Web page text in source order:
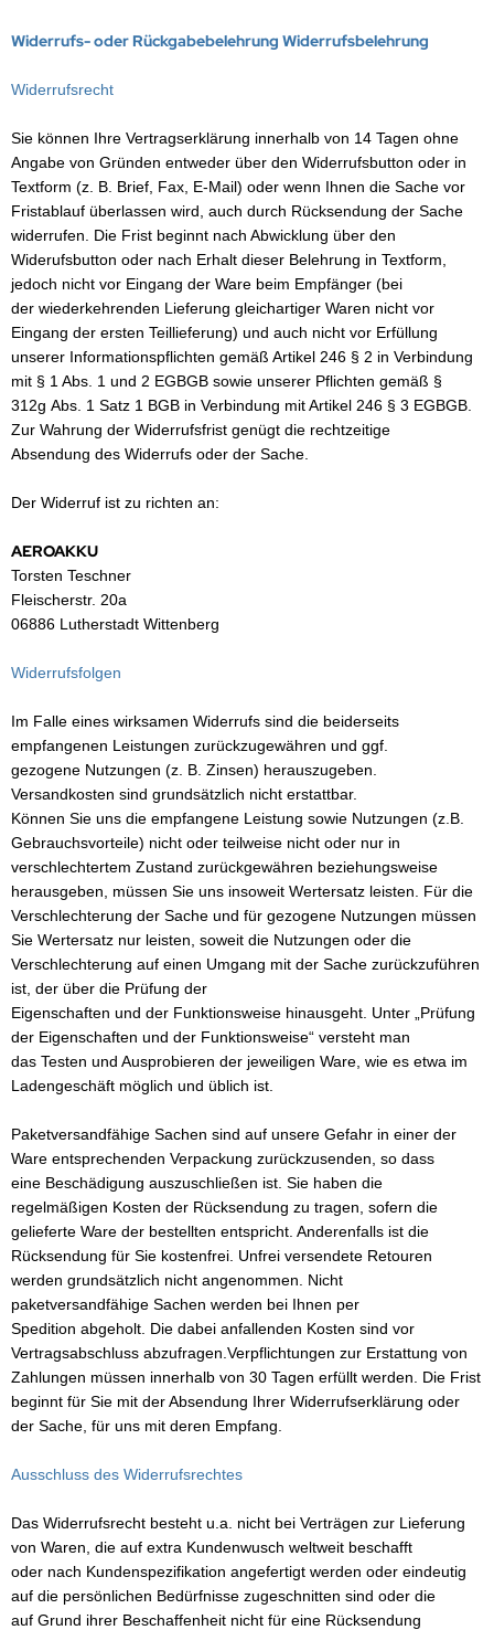
Widerrufs- oder Rückgabebelehrung Widerrufsbelehrung
Widerrufsrecht
Sie können Ihre Vertragserklärung innerhalb von 14 Tagen ohne
Angabe von Gründen entweder über den Widerrufsbutton oder in
Textform (z. B. Brief, Fax, E-Mail) oder wenn Ihnen die Sache vor
Fristablauf überlassen wird, auch durch Rücksendung der Sache
widerrufen. Die Frist beginnt nach Abwicklung über den
Widerufsbutton oder nach Erhalt dieser Belehrung in Textform,
jedoch nicht vor Eingang der Ware beim Empfänger (bei
der wiederkehrenden Lieferung gleichartiger Waren nicht vor
Eingang der ersten Teillieferung) und auch nicht vor Erfüllung
unserer Informationspflichten gemäß Artikel 246 § 2 in Verbindung
mit § 1 Abs. 1 und 2 EGBGB sowie unserer Pflichten gemäß §
312g Abs. 1 Satz 1 BGB in Verbindung mit Artikel 246 § 3 EGBGB.
Zur Wahrung der Widerrufsfrist genügt die rechtzeitige
Absendung des Widerrufs oder der Sache.
Der Widerruf ist zu richten an:
AEROAKKU
Torsten Teschner
Fleischerstr. 20a
06886 Lutherstadt Wittenberg
Widerrufsfolgen
Im Falle eines wirksamen Widerrufs sind die beiderseits
empfangenen Leistungen zurückzugewähren und ggf.
gezogene Nutzungen (z. B. Zinsen) herauszugeben.
Versandkosten sind grundsätzlich nicht erstattbar.
Können Sie uns die empfangene Leistung sowie Nutzungen (z.B.
Gebrauchsvorteile) nicht oder teilweise nicht oder nur in
verschlechtertem Zustand zurückgewähren beziehungsweise
herausgeben, müssen Sie uns insoweit Wertersatz leisten. Für die
Verschlechterung der Sache und für gezogene Nutzungen müssen
Sie Wertersatz nur leisten, soweit die Nutzungen oder die
Verschlechterung auf einen Umgang mit der Sache zurückzuführen
ist, der über die Prüfung der
Eigenschaften und der Funktionsweise hinausgeht. Unter „Prüfung
der Eigenschaften und der Funktionsweise“ versteht man
das Testen und Ausprobieren der jeweiligen Ware, wie es etwa im
Ladengeschäft möglich und üblich ist.
Paketversandfähige Sachen sind auf unsere Gefahr in einer der
Ware entsprechenden Verpackung zurückzusenden, so dass
eine Beschädigung auszuschließen ist. Sie haben die
regelmäßigen Kosten der Rücksendung zu tragen, sofern die
gelieferte Ware der bestellten entspricht. Anderenfalls ist die
Rücksendung für Sie kostenfrei. Unfrei versendete Retouren
werden grundsätzlich nicht angenommen. Nicht
paketversandfähige Sachen werden bei Ihnen per
Spedition abgeholt. Die dabei anfallenden Kosten sind vor
Vertragsabschluss abzufragen.Verpflichtungen zur Erstattung von
Zahlungen müssen innerhalb von 30 Tagen erfüllt werden. Die Frist
beginnt für Sie mit der Absendung Ihrer Widerrufserklärung oder
der Sache, für uns mit deren Empfang.
Ausschluss des Widerrufsrechtes
Das Widerrufsrecht besteht u.a. nicht bei Verträgen zur Lieferung
von Waren, die auf extra Kundenwusch weltweit beschafft
oder nach Kundenspezifikation angefertigt werden oder eindeutig
auf die persönlichen Bedürfnisse zugeschnitten sind oder die
auf Grund ihrer Beschaffenheit nicht für eine Rücksendung
MOLY
Name
Miller
Air
Hektik